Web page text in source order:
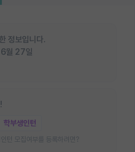
정보입니다.
월 27일
학부생인턴
턴 모집여부를 등록하려면?